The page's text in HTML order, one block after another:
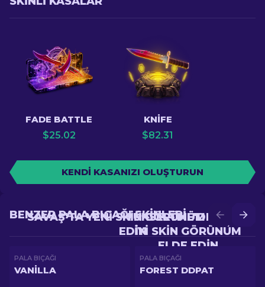
FADE BATTLE
$25.02
KNIFE
$82.31
KENDI KASANIZI OLUŞTURUN
YÜKSELTME'DE DAHA
IYI SKIN GÖRÜNÜM
ELDE EDIN
SAVAŞ'TA YENI SKIN GÖRÜNÜM ELDE
EDIN
BENZER PALA BIÇAĞI SKINLERI
PALA BIÇAĞI
VANILLA
PALA BIÇAĞI
FOREST DDPAT